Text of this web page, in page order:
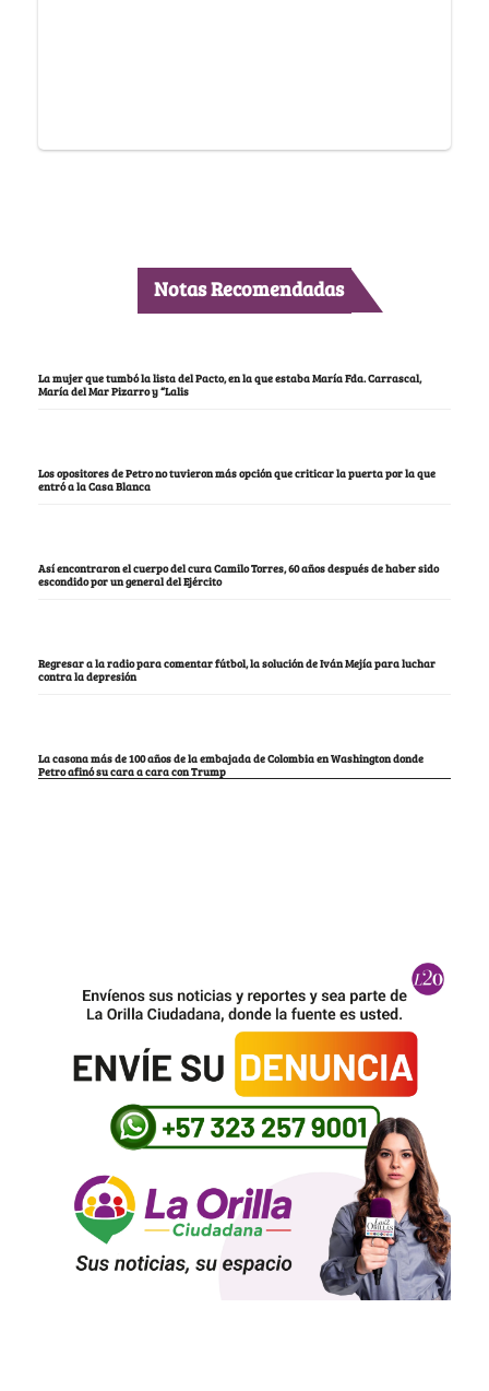
Notas Recomendadas
La mujer que tumbó la lista del Pacto, en la que estaba María Fda. Carrascal,
María del Mar Pizarro y “Lalis
Los opositores de Petro no tuvieron más opción que criticar la puerta por la que
entró a la Casa Blanca
Así encontraron el cuerpo del cura Camilo Torres, 60 años después de haber sido
escondido por un general del Ejército
Regresar a la radio para comentar fútbol, la solución de Iván Mejía para luchar
contra la depresión
La casona más de 100 años de la embajada de Colombia en Washington donde
Petro afinó su cara a cara con Trump